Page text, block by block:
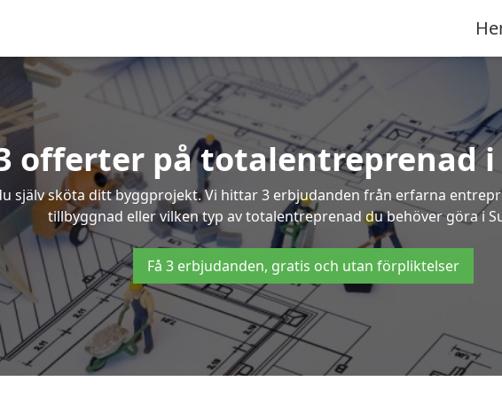
offerter på totalentreprenad
själv sköta ditt byggprojekt. Vi hittar 3 erbjudanden från erfarna
tillbyggnad eller vilken typ av totalentreprenad du behöver göra i
Få 3 erbjudanden, gratis och utan förpliktelser